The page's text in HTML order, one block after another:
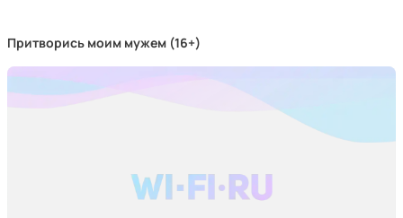
Притворись моим мужем (16+)